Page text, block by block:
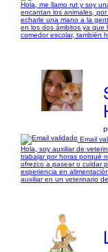
Hola, me llamo rut y soy
encantan los animales,
echarle una mano a la
en los dos ámbitos ya que
comedor escolar, también
Email
Hola, soy auxiliar de
trabajar por horas porqué
ofrezco a pasear o cuidar
experiencia en
auxiliar en un veterinario